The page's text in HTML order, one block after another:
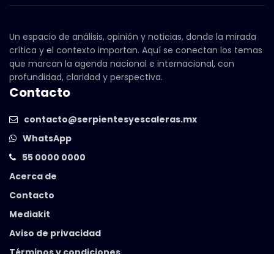
Un espacio de análisis, opinión y noticias, donde la mirada
crítica y el contexto importan. Aquí se conectan los temas
que marcan la agenda nacional e internacional, con
profundidad, claridad y perspectiva.
Contacto
contacto@serpientesyescaleras.mx
WhatsApp
55 0000 0000
Acerca de
Contacto
Mediakit
Aviso de privacidad